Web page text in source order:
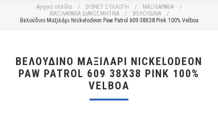
Αρχική σελίδα / DISNEY ΣΥΛΛΟΓΗ / ΜΑΞΙΛΑΡΑΚΙΑ
/
ΜΑΞΙΛΑΡΑΚΙΑ ΔΙΑΚΟΣΜΗΤΙΚΑ
/ ΒΕΛΟΥΔΙΝΑ
/
Βελούδινο Μαξιλάρι Nickelodeon Paw Patrol 609 38X38 Pink 100% Velboa
ΒΕΛΟΎΔΙΝΟ ΜΑΞΙΛΆΡΙ NICKELODEON
PAW PATROL 609 38X38 PINK 100%
VELBOA